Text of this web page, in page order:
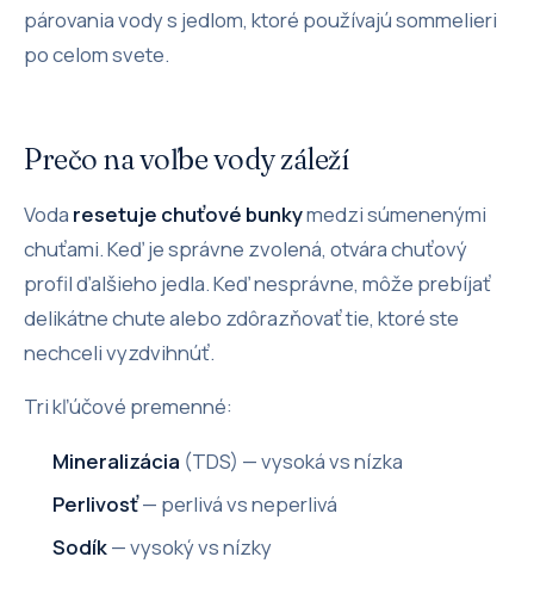
párovania vody s jedlom, ktoré používajú sommelieri
po celom svete.
Prečo na voľbe vody záleží
Voda resetuje chuťové bunkymedzi súmenenými
chuťami. Keď je správne zvolená, otvára chuťový
profil ďalšieho jedla. Keď nesprávne, môže prebíjať
delikátne chute alebo zdôrazňovať tie, ktoré ste
nechceli vyzdvihnúť.
Tri kľúčové premenné:
Mineralizácia (TDS) — vysoká vs nízka
Perlivosť— perlivá vs neperlivá
Sodík— vysoký vs nízky